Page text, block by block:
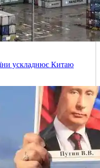
ускладнює Китаю